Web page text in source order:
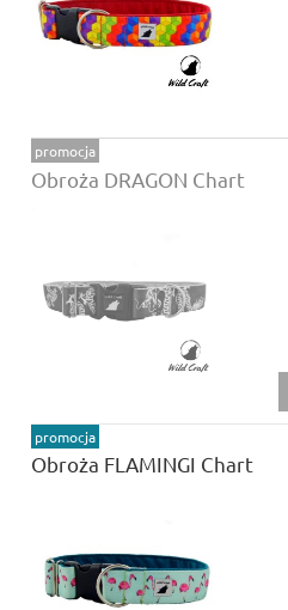
Obroża DRAGON Chart
promocja
Obroża FLAMINGI Chart
promocja